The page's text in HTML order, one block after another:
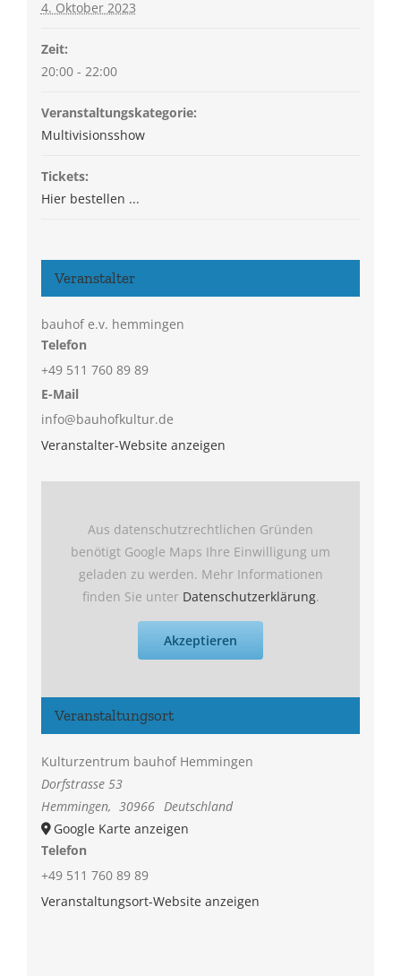
4. Oktober 2023
Zeit:
20:00 - 22:00
Veranstaltungskategorie:
Multivisionsshow
Tickets:
Hier bestellen ...
Veranstalter
bauhof e.v. hemmingen
Telefon
+49 511 760 89 89
E-Mail
info@bauhofkultur.de
Veranstalter-Website anzeigen
Veranstaltungsort
Kulturzentrum bauhof Hemmingen
Dorfstrasse 53
Hemmingen, 30966 Deutschland
Google Karte anzeigen
Telefon
+49 511 760 89 89
Veranstaltungsort-Website anzeigen
Aus datenschutzrechtlichen Gründen
benötigt Google Maps Ihre Einwilligung um
geladen zu werden. Mehr Informationen
finden Sie unter Datenschutzerklärung.
Akzeptieren